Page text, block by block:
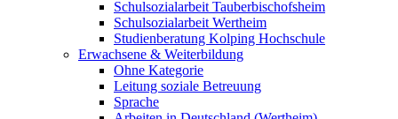
Schulsozialarbeit Tauberbischofsheim
Schulsozialarbeit Wertheim
Studienberatung Kolping Hochschule
Erwachsene & Weiterbildung
Ohne Kategorie
Leitung soziale Betreuung
Sprache